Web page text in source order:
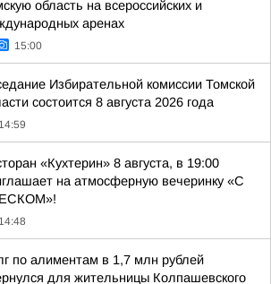
область на всероссийских и
аренах
15:00
Избирательной комиссии Томской
состоится 8 августа 2026 года
14:59
«Кухтерин» 8 августа, в 19:00
на атмосферную вечеринку «С
14:48
по алиментам в 1,7 млн рублей
для жительницы Колпашевского